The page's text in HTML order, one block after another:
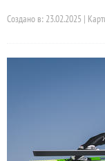
Создано в: 23.02.2025 |